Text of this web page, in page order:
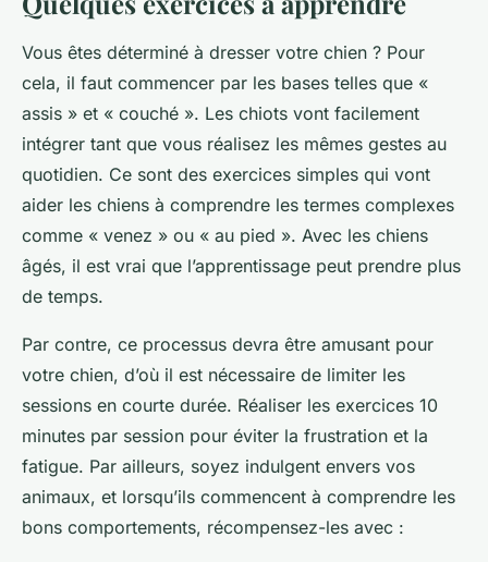
Vous êtes déterminé à dresser votre chien ? Pour
cela, il faut commencer par les bases telles que «
assis » et « couché ». Les chiots vont facilement
intégrer tant que vous réalisez les mêmes gestes au
quotidien. Ce sont des exercices simples qui vont
aider les chiens à comprendre les termes complexes
comme « venez » ou « au pied ». Avec les chiens
âgés, il est vrai que l’apprentissage peut prendre plus
de temps.
Par contre, ce processus devra être amusant pour
votre chien, d’où il est nécessaire de limiter les
sessions en courte durée. Réaliser les exercices 10
minutes par session pour éviter la frustration et la
fatigue. Par ailleurs, soyez indulgent envers vos
animaux, et lorsqu’ils commencent à comprendre les
bons comportements, récompensez-les avec :